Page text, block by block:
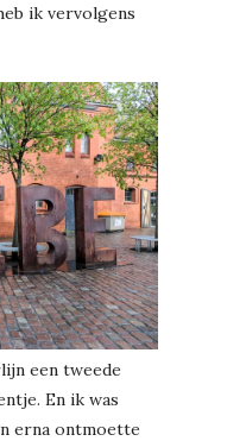
ik vervolgens
een tweede
En ik was
erna ontmoette